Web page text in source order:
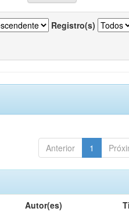
Registro(s)
Anterior 1
Autor(es)